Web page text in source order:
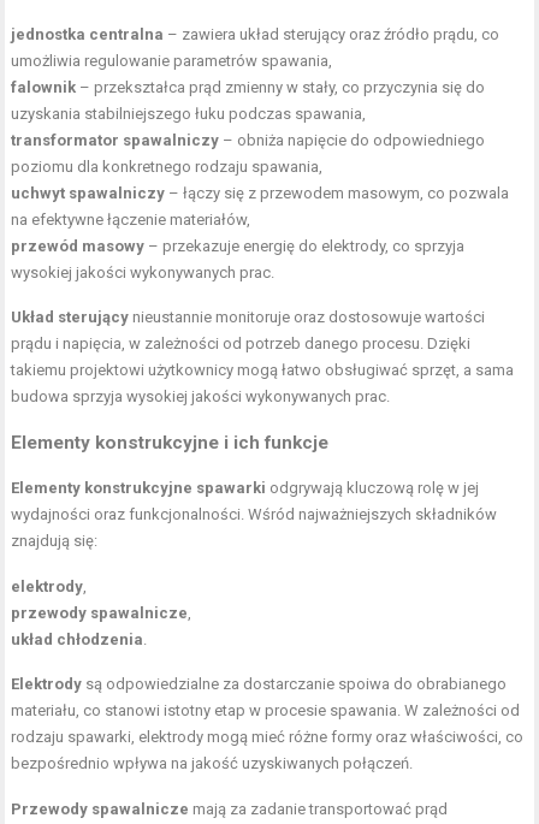
jednostka centralna – zawiera układ sterujący oraz źródło prądu, co
umożliwia regulowanie parametrów spawania,
falownik – przekształca prąd zmienny w stały, co przyczynia się do
uzyskania stabilniejszego łuku podczas spawania,
transformator spawalniczy – obniża napięcie do odpowiedniego
poziomu dla konkretnego rodzaju spawania,
uchwyt spawalniczy – łączy się z przewodem masowym, co pozwala
na efektywne łączenie materiałów,
przewód masowy – przekazuje energię do elektrody, co sprzyja
wysokiej jakości wykonywanych prac.
Układ sterujący nieustannie monitoruje oraz dostosowuje wartości
prądu i napięcia, w zależności od potrzeb danego procesu. Dzięki
takiemu projektowi użytkownicy mogą łatwo obsługiwać sprzęt, a sama
budowa sprzyja wysokiej jakości wykonywanych prac.
Elementy konstrukcyjne i ich funkcje
Elementy konstrukcyjne spawarki odgrywają kluczową rolę w jej
wydajności oraz funkcjonalności. Wśród najważniejszych składników
znajdują się:
elektrody,
przewody spawalnicze,
układ chłodzenia.
Elektrody są odpowiedzialne za dostarczanie spoiwa do obrabianego
materiału, co stanowi istotny etap w procesie spawania. W zależności od
rodzaju spawarki, elektrody mogą mieć różne formy oraz właściwości, co
bezpośrednio wpływa na jakość uzyskiwanych połączeń.
Przewody spawalnicze mają za zadanie transportować prąd